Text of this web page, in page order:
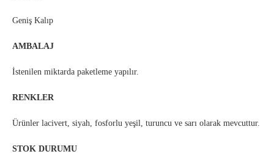
Geniş Kalıp
AMBALAJ
İstenilen miktarda paketleme yapılır.
RENKLER
Ürünler lacivert, siyah, fosforlu yeşil, turuncu ve sarı olarak mevcuttur.
STOK DURUMU